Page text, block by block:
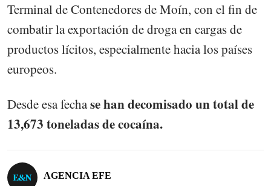
Terminal de Contenedores de Moín, con el fin de
combatir la exportación de droga en cargas de
productos lícitos, especialmente hacia los países
europeos.
Desde esa fechase han decomisado un total de
13,673 toneladas de cocaína.
AGENCIA EFE